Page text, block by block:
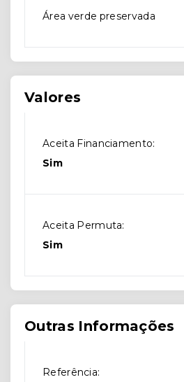
Área verde preservada
Valores
Aceita Financiamento:
Sim
Aceita Permuta:
Sim
Outras Informações
Referência: